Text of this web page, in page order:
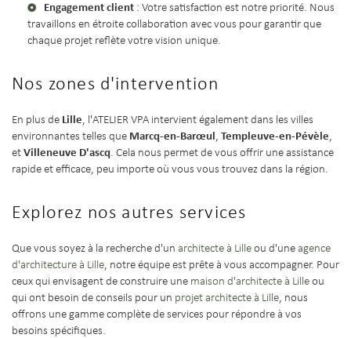
Engagement client : Votre satisfaction est notre priorité. Nous
travaillons en étroite collaboration avec vous pour garantir que
chaque projet reflète votre vision unique.
Nos zones d'intervention
En plus de Lille, l'ATELIER VPA intervient également dans les villes
environnantes telles que Marcq-en-Barœul, Templeuve-en-Pévèle,
etVilleneuve D'ascq. Cela nous permet de vous offrir une assistance
rapide et efficace, peu importe où vous vous trouvez dans la région.
Explorez nos autres services
Que vous soyez à la recherche d'un architecte à Lilleou d'uneagence
d'architecture à Lille, notre équipe est prête à vous accompagner. Pour
ceux qui envisagent de construire une maison d'architecte à Lilleou
qui ont besoin de conseils pour un projet architecte à Lille, nous
offrons une gamme complète de services pour répondre à vos
besoins spécifiques.